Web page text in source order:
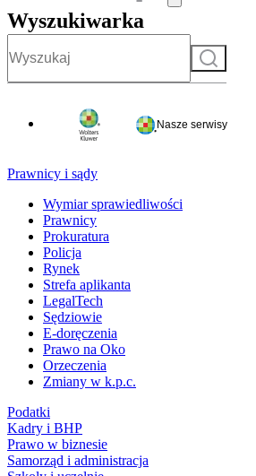
Wyszukiwarka
Szukaj
Nasze serwisy
Prawnicy i sądy
Wymiar sprawiedliwości
Prawnicy
Prokuratura
Policja
Rynek
Strefa aplikanta
LegalTech
Sędziowie
E-doręczenia
Prawo na Oko
Orzeczenia
Zmiany w k.p.c.
Podatki
Kadry i BHP
Prawo w biznesie
Samorząd i administracja